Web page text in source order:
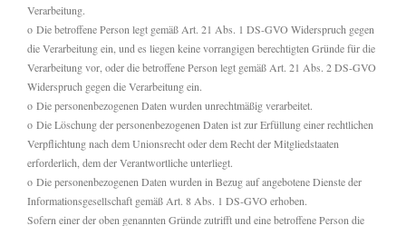
Verarbeitung.
o Die betroffene Person legt gemäß Art. 21 Abs. 1 DS-GVO Widerspruch gegen
die Verarbeitung ein, und es liegen keine vorrangigen berechtigten Gründe für die
Verarbeitung vor, oder die betroffene Person legt gemäß Art. 21 Abs. 2 DS-GVO
Widerspruch gegen die Verarbeitung ein.
o Die personenbezogenen Daten wurden unrechtmäßig verarbeitet.
o Die Löschung der personenbezogenen Daten ist zur Erfüllung einer rechtlichen
Verpflichtung nach dem Unionsrecht oder dem Recht der Mitgliedstaaten
erforderlich, dem der Verantwortliche unterliegt.
o Die personenbezogenen Daten wurden in Bezug auf angebotene Dienste der
Informationsgesellschaft gemäß Art. 8 Abs. 1 DS-GVO erhoben.
Sofern einer der oben genannten Gründe zutrifft und eine betroffene Person die